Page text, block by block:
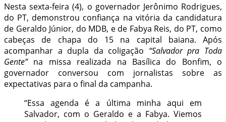
Nesta sexta-feira (4), o governador Jerônimo Rodrigues,
do PT, demonstrou confiança na vitória da candidatura
de Geraldo Júnior, do MDB, e de Fabya Reis, do PT, como
cabeças de chapa do 15 na capital baiana. Após
acompanhar a dupla da coligação “Salvador pra Toda
Gente”na missa realizada na Basílica do Bonfim, o
governador conversou com jornalistas sobre as
expectativas para o final da campanha.
“Essa agenda é a última minha aqui em
Salvador, com o Geraldo e a Fabya. Viemos